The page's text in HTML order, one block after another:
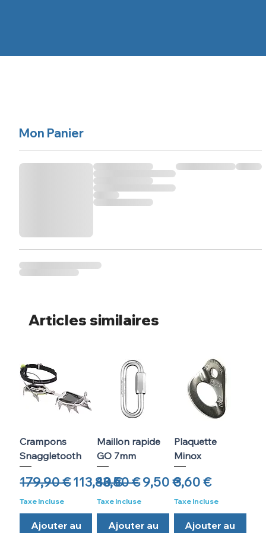
Mon Panier
Articles similaires
Crampons
Snaggletooth
Prix original
179,90 €Prix promotionnel
113,80 €
Taxe Incluse
Ajouter au
Maillon rapide
GO 7mm
Prix original
13,50 €Prix promotionnel
9,50 €
Taxe Incluse
Ajouter au
Plaquette
Minox
Prix
3,60 €
Taxe Incluse
Ajouter au